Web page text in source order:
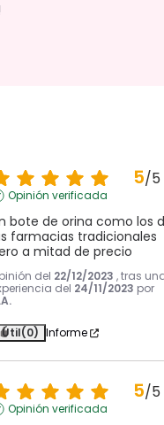
5/5
Opinión verificada
bote de orina como los
farmacias tradicionales
a mitad de precio
del 22/12/2023 , tras
del 24/11/2023 por
Útil(0) Informe
5/5
Opinión verificada